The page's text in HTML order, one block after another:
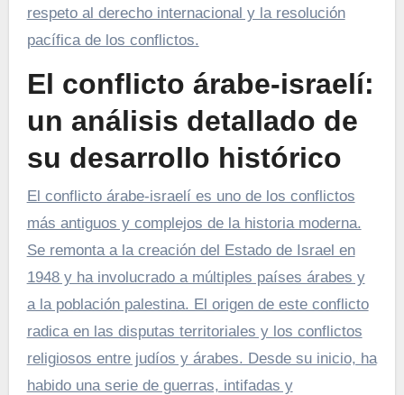
respeto al derecho internacional y la resolución
pacífica de los conflictos.
El conflicto árabe-israelí:
un análisis detallado de
su desarrollo histórico
El conflicto árabe-israelí es uno de los conflictos
más antiguos y complejos de la historia moderna.
Se remonta a la creación del Estado de Israel en
1948 y ha involucrado a múltiples países árabes y
a la población palestina. El origen de este conflicto
radica en las disputas territoriales y los conflictos
religiosos entre judíos y árabes. Desde su inicio, ha
habido una serie de guerras, intifadas y